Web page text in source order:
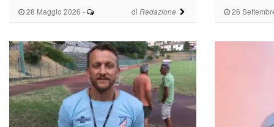
28 Maggio 2026 - di Redazione 26